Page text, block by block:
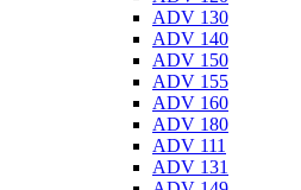
ADV 130
ADV 140
ADV 150
ADV 155
ADV 160
ADV 180
ADV 111
ADV 131